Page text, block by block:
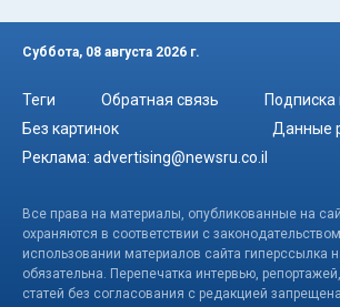
Суббота, 08 августа 2026 г.
Теги Обратная связь
Подписка
Без картинок
Данные
Реклама: advertising@newsru.co.il
Все права на материалы, опубликованные на
охраняются в соответствии с
использовании материалов сайта гиперссылка
обязательна. Перепечатка интервью,
статей без согласования с редакцией